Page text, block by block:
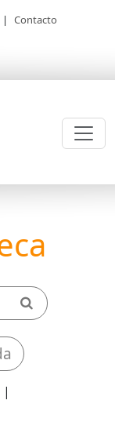
| Contacto